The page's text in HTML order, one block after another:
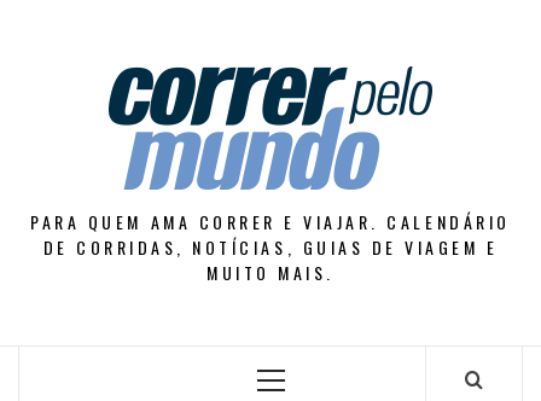
PARA QUEM AMA CORRER E VIAJAR. CALENDÁRIO
DE CORRIDAS, NOTÍCIAS, GUIAS DE VIAGEM E
MUITO MAIS.
Primary